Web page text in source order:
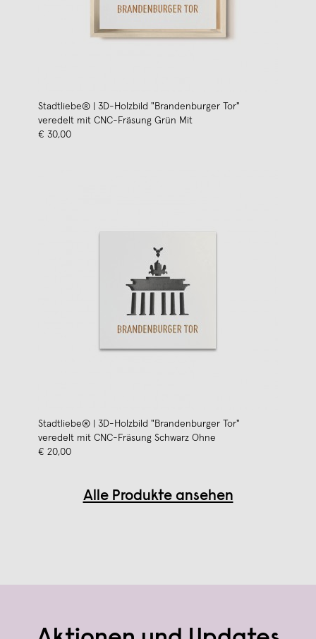
Stadtliebe® | 3D-Holzbild "Brandenburger Tor"
veredelt mit CNC-Fräsung Grün Mit
€ 30,00
Stadtliebe® | 3D-Holzbild "Brandenburger Tor"
veredelt mit CNC-Fräsung Schwarz Ohne
€ 20,00
Alle Produkte ansehen